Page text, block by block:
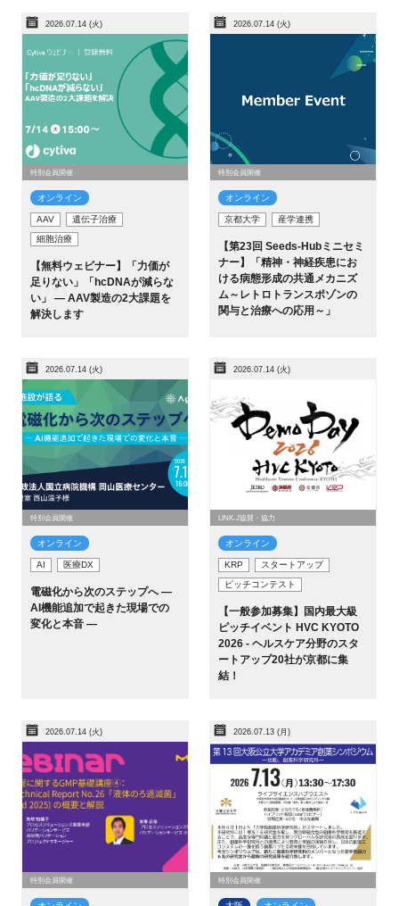
2026.07.14 (火)
特別会員開催
オンライン
AAV
遺伝子治療
細胞治療
【無料ウェビナー】「力価が
足りない」「hcDNAが減らな
い」 ― AAV製造の2大課題を
解決します
2026.07.14 (火)
特別会員開催
オンライン
京都大学 産学連携
【第23回 Seeds-Hubミニセミ
ナー】「精神・神経疾患にお
ける病態形成の共通メカニズ
ム～レトロトランスポゾンの
関与と治療への応用～」
2026.07.14 (火)
特別会員開催
オンライン
AI 医療DX
電磁化から次のステップへ ―
AI機能追加で起きた現場での
変化と本音 ―
2026.07.14 (火)
LINK-J協賛・協力
オンライン
KRP
スタートアップ
ピッチコンテスト
【一般参加募集】国内最大級
ピッチイベント HVC KYOTO
2026 - ヘルスケア分野のスタ
ートアップ20社が京都に集
結！
2026.07.14 (火)
特別会員開催
2026.07.13 (月)
特別会員開催